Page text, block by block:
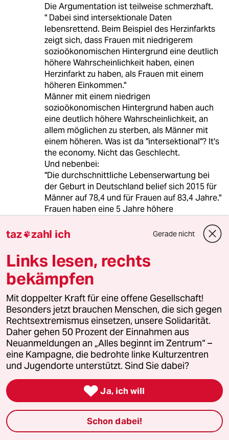
Die Argumentation ist teilweise schmerzhaft.
" Dabei sind intersektionale Daten
lebensrettend. Beim Beispiel des Herzinfarkts
zeigt sich, dass Frauen mit niedrigerem
sozioökonomischen Hintergrund eine deutlich
höhere Wahrscheinlichkeit haben, einen
Herzinfarkt zu haben, als Frauen mit einem
höheren Einkommen."
Männer mit einem niedrigen
sozioökonomischen Hintergrund haben auch
eine deutlich höhere Wahrscheinlichkeit, an
allem möglichen zu sterben, als Männer mit
einem höheren. Was ist da "intersektional"? It's
the economy. Nicht das Geschlecht.
Und nebenbei:
"Die durchschnittliche Lebenserwartung bei
der Geburt in Deutschland belief sich 2015 für
Männer auf 78,4 und für Frauen auf 83,4 Jahre."
Frauen haben eine 5 Jahre höhere
scheinen die zu große Sonnencremeflasche
de.statista.com/st...d-nach-geschlecht/
LS lulu schlawiner
27.05.2020,18:43 Uhr
In einem Land, wo es Frauen bis zur
Parteivorsitzenden, bis zur Kanzlerin und bis zu
einer Helene Fischer schaffen, ist das wahrlich
ein Armutszeugnis.
Nur ganz am Rande: Die Lebenserwartung der
Männer ist deutlich geringer als die der Frauen
taz zahl ich Gerade nicht
Links lesen, rechts
bekämpfen
Mit doppelter Kraft für eine offene Gesellschaft!
Besonders jetzt brauchen Menschen, die sich gegen
Rechtsextremismus einsetzen, unsere Solidarität.
Daher gehen 50 Prozent der Einnahmen aus
Neuanmeldungen an „Alles beginnt im Zentrum“ –
eine Kampagne, die bedrohte linke Kulturzentren
und Jugendorte unterstützt. Sind Sie dabei?
 Ja, ich will
Schon dabei!